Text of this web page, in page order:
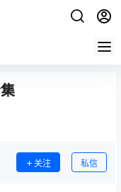
关注 私信